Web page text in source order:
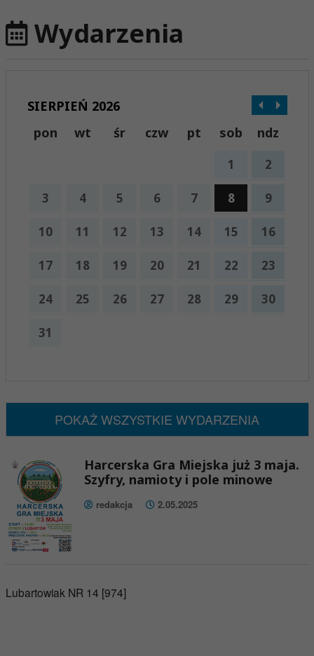
Wydarzenia
SIERPIEŃ 2026
pon
wt śr czw pt sob ndz
1 2
3 4 5 6 7 8 9
10 11 12 13 14 15 16
17 18 19 20 21 22 23
24 25 26 27 28 29 30
31
POKAŻ WSZYSTKIE WYDARZENIA
Harcerska Gra Miejska już 3 maja.
Szyfry, namioty i pole minowe
redakcja 2.05.2025
Lubartowiak NR 14 [974]